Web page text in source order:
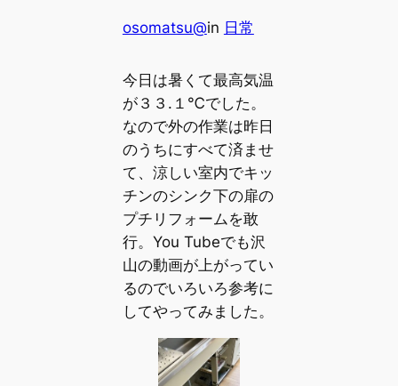
osomatsu@in 日常
今日は暑くて最高気温
が３３.１℃でした。
なので外の作業は昨日
のうちにすべて済ませ
て、涼しい室内でキッ
チンのシンク下の扉の
プチリフォームを敢
行。You Tubeでも沢
山の動画が上がってい
るのでいろいろ参考に
してやってみました。